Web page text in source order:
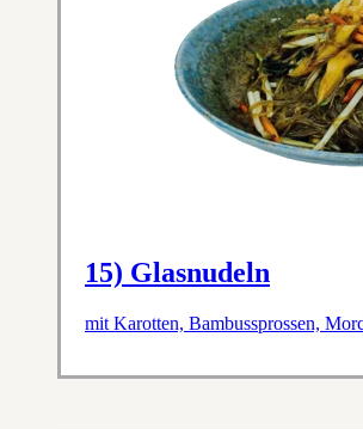
15) Glasnudeln
mit Karotten, Bambussprossen,